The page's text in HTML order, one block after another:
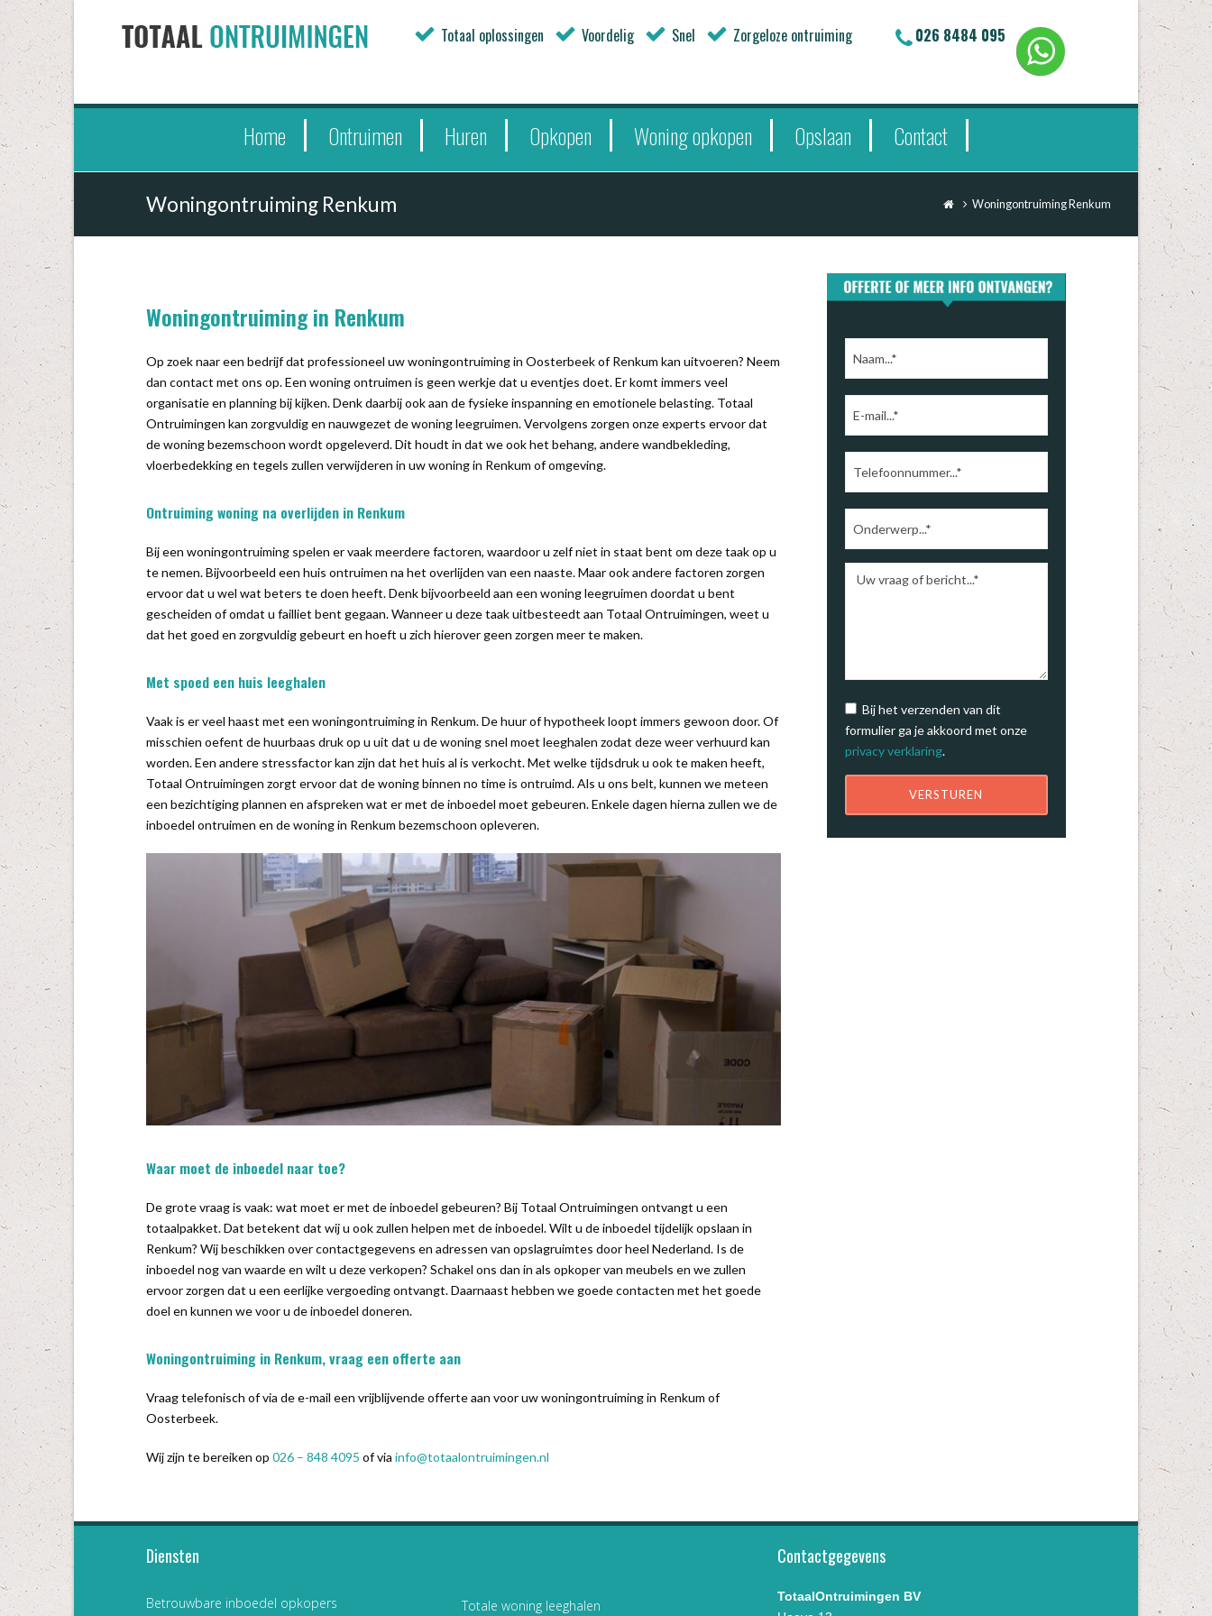
Totaal oplossingen Voordelig Snel Zorgeloze ontruiming 026 8484 095
Home Ontruimen Huren Opkopen Woning opkopen Opslaan Contact
Woningontruiming Renkum Woningontruiming Renkum
Woningontruiming in Renkum
Op zoek naar een bedrijf dat professioneel uw woningontruiming in Oosterbeek of Renkum kan uitvoeren? Neem
dan contact met ons op. Een woning ontruimen is geen werkje dat u eventjes doet. Er komt immers veel
organisatie en planning bij kijken. Denk daarbij ook aan de fysieke inspanning en emotionele belasting. Totaal
Ontruimingen kan zorgvuldig en nauwgezet de woning leegruimen. Vervolgens zorgen onze experts ervoor dat
de woning bezemschoon wordt opgeleverd. Dit houdt in dat we ook het behang, andere wandbekleding,
vloerbedekking en tegels zullen verwijderen in uw woning in Renkum of omgeving.
Ontruiming woning na overlijden in Renkum
Bij een woningontruiming spelen er vaak meerdere factoren, waardoor u zelf niet in staat bent om deze taak op u
te nemen. Bijvoorbeeld een huis ontruimen na het overlijden van een naaste. Maar ook andere factoren zorgen
ervoor dat u wel wat beters te doen heeft. Denk bijvoorbeeld aan een woning leegruimen doordat u bent
gescheiden of omdat u failliet bent gegaan. Wanneer u deze taak uitbesteedt aan Totaal Ontruimingen, weet u
dat het goed en zorgvuldig gebeurt en hoeft u zich hierover geen zorgen meer te maken.
Met spoed een huis leeghalen
Vaak is er veel haast met een woningontruiming in Renkum. De huur of hypotheek loopt immers gewoon door. Of
misschien oefent de huurbaas druk op u uit dat u de woning snel moet leeghalen zodat deze weer verhuurd kan
worden. Een andere stressfactor kan zijn dat het huis al is verkocht. Met welke tijdsdruk u ook te maken heeft,
Totaal Ontruimingen zorgt ervoor dat de woning binnen no time is ontruimd. Als u ons belt, kunnen we meteen
een bezichtiging plannen en afspreken wat er met de inboedel moet gebeuren. Enkele dagen hierna zullen we de
inboedel ontruimen en de woning in Renkum bezemschoon opleveren.
Waar moet de inboedel naar toe?
De grote vraag is vaak: wat moet er met de inboedel gebeuren? Bij Totaal Ontruimingen ontvangt u een
totaalpakket. Dat betekent dat wij u ook zullen helpen met de inboedel. Wilt u de inboedel tijdelijk opslaan in
Renkum? Wij beschikken over contactgegevens en adressen van opslagruimtes door heel Nederland. Is de
inboedel nog van waarde en wilt u deze verkopen? Schakel ons dan in als opkoper van meubels en we zullen
ervoor zorgen dat u een eerlijke vergoeding ontvangt. Daarnaast hebben we goede contacten met het goede
doel en kunnen we voor u de inboedel doneren.
Woningontruiming in Renkum, vraag een offerte aan
Vraag telefonisch of via de e-mail een vrijblijvende offerte aan voor uw woningontruiming in Renkum of
Oosterbeek.
Wij zijn te bereiken op 026 – 848 4095 of via info@totaalontruimingen.nl
Bij het verzenden van dit
formulier ga je akkoord met onze
privacy verklaring.
Diensten
Betrouwbare inboedel opkopers Totale woning leeghalen
Contactgegevens
TotaalOntruimingen BV